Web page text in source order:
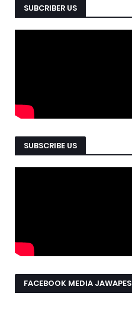
SUBCRIBER US
SUBSCRIBE US
FACEBOOK MEDIA JAWAPES